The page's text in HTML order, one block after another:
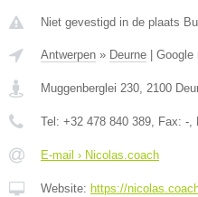
Niet gevestigd in de plaats
Antwerpen » Deurne Google
Muggenberglei 230, 2100
Tel: +32 478 840 389, Fax: -,
E-mail › Nicolas.coach
Website: https://